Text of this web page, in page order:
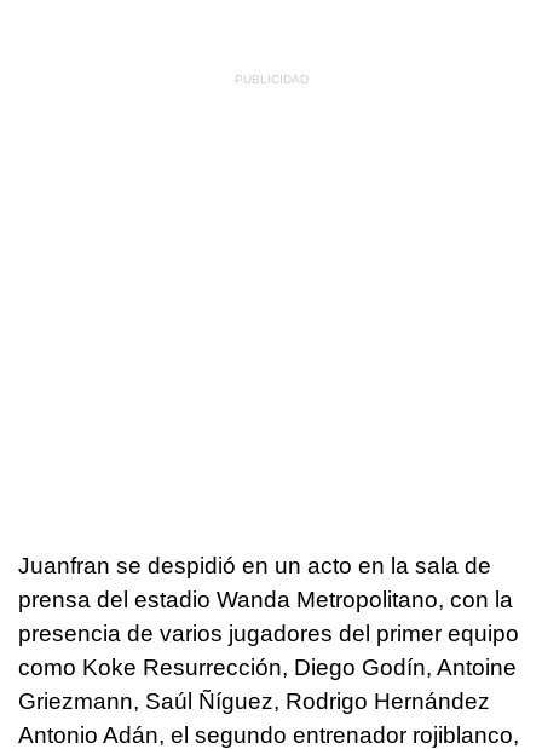
Juanfran se despidió en un acto en la sala de
prensa del estadio Wanda Metropolitano, con la
presencia de varios jugadores del primer equipo
como Koke Resurrección, Diego Godín, Antoine
Griezmann, Saúl Ñíguez, Rodrigo Hernández
Antonio Adán, el segundo entrenador rojiblanco,